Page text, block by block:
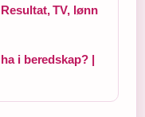
TV, lønn
i beredskap? |